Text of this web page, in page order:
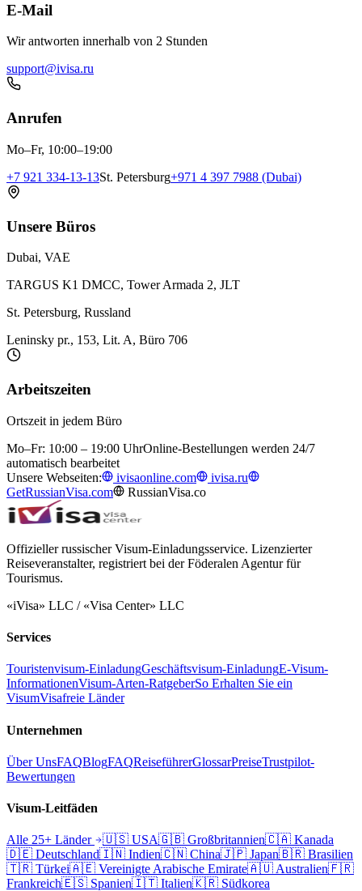
E-Mail
Wir antworten innerhalb von 2 Stunden
support@ivisa.ru
Anrufen
Mo–Fr, 10:00–19:00
+7 921 334-13-13St. Petersburg+971 4 397 7988 (Dubai)
Unsere Büros
Dubai, VAE
TARGUS K1 DMCC, Tower Armada 2, JLT
St. Petersburg, Russland
Leninsky pr., 153, Lit. A, Büro 706
Arbeitszeiten
Ortszeit in jedem Büro
Mo–Fr: 10:00 – 19:00 UhrOnline-Bestellungen werden 24/7
automatisch bearbeitet
Unsere Webseiten:
ivisaonline.com
ivisa.ru
GetRussianVisa.com
RussianVisa.co
Offizieller russischer Visum-Einladungsservice. Lizenzierter
Reiseveranstalter, registriert bei der Föderalen Agentur für
Tourismus.
«iVisa» LLC / «Visa Center» LLC
Services
Touristenvisum-EinladungGeschäftsvisum-EinladungE-Visum-
InformationenVisum-Arten-RatgeberSo Erhalten Sie ein
VisumVisafreie Länder
Unternehmen
Über UnsFAQBlogFAQReiseführerGlossarPreiseTrustpilot-
Bewertungen
Visum-Leitfäden
Alle 25+ Länder 🇺🇸 USA🇬🇧 Großbritannien🇨🇦 Kanada
🇩🇪 Deutschland🇮🇳 Indien🇨🇳 China🇯🇵 Japan🇧🇷 Brasilien
🇹🇷 Türkei🇦🇪 Vereinigte Arabische Emirate🇦🇺 Australien🇫🇷
Frankreich🇪🇸 Spanien🇮🇹 Italien🇰🇷 Südkorea